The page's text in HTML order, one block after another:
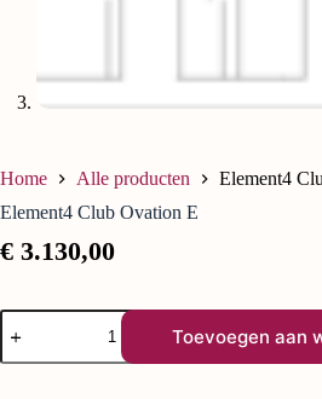
Home Alle producten
Element4
Element4 Club Ovation E
€ 3.130,00
Toevoegen aan